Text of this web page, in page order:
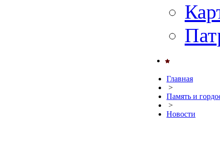
Главная
>
Память и
>
Новости